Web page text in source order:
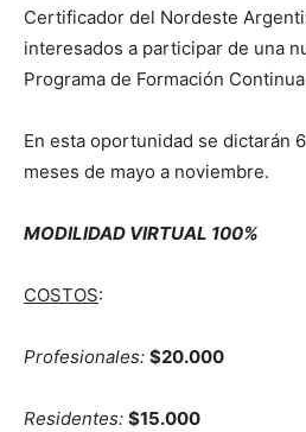
Certificador del Nordeste
interesados a participar de una
Programa de Formación
En esta oportunidad se dictarán
meses de mayo a noviembre.
MODILIDAD VIRTUAL 100%
COSTOS:
Profesionales: $20.000
Residentes: $15.000